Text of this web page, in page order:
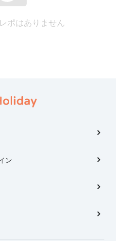
ポはありません
ン